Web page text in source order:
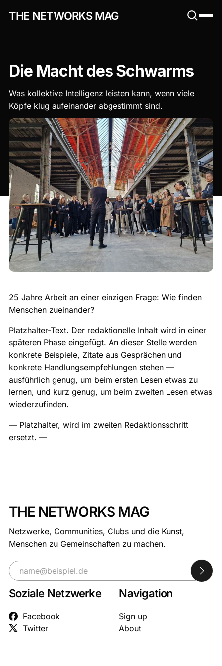
THE NETWORKS MAG
Die Macht des Schwarms
Was kollektive Intelligenz leisten kann, wenn viele
Köpfe klug aufeinander abgestimmt sind.
25 Jahre Arbeit an einer einzigen Frage: Wie finden
Menschen zueinander?
Platzhalter-Text. Der redaktionelle Inhalt wird in einer
späteren Phase eingefügt. An dieser Stelle werden
konkrete Beispiele, Zitate aus Gesprächen und
konkrete Handlungsempfehlungen stehen —
ausführlich genug, um beim ersten Lesen etwas zu
lernen, und kurz genug, um beim zweiten Lesen etwas
wiederzufinden.
— Platzhalter, wird im zweiten Redaktionsschritt
ersetzt. —
THE NETWORKS MAG
Netzwerke, Communities, Clubs und die Kunst,
Menschen zu Gemeinschaften zu machen.
Soziale Netzwerke
Facebook
Twitter
Navigation
Sign up
About